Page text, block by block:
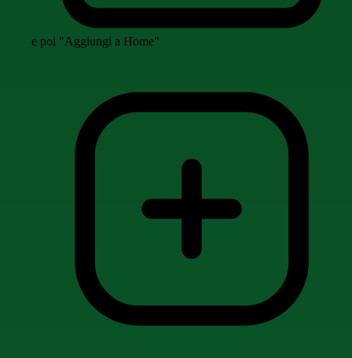
e poi "Aggiungi a Home"